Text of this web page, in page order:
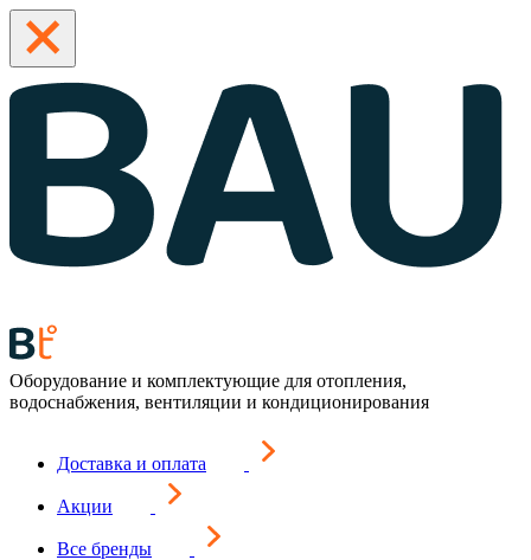
Оборудование и комплектующие для отопления,
водоснабжения, вентиляции и кондиционирования
Доставка и оплата
Акции
Все бренды